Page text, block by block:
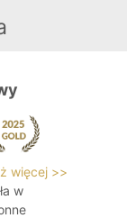
więcej >>
w